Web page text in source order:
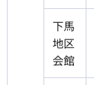
下馬
地区
会館